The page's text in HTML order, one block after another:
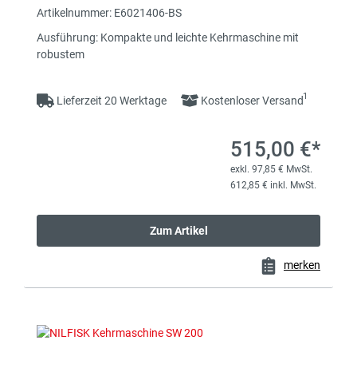
Artikelnummer: E6021406-BS
Ausführung: Kompakte und leichte Kehrmaschine mit
robustem
Lieferzeit 20 Werktage Kostenloser Versand1
515,00 €*
exkl. 97,85 € MwSt.
612,85 € inkl. MwSt.
Zum Artikel
merken